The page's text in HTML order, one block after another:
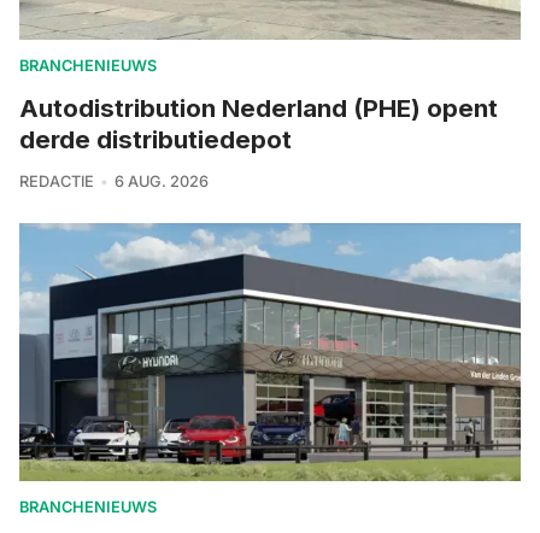
BRANCHENIEUWS
Autodistribution Nederland (PHE) opent
derde distributiedepot
REDACTIE 6 AUG. 2026
BRANCHENIEUWS